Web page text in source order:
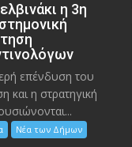
η 3η
επένδυση του
η στρατηγική
Νέα των Δήμων